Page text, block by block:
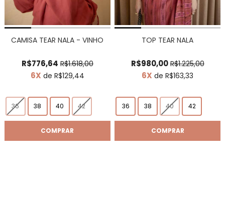
CAMISA TEAR NALA - VINHO
R$776,64 R$1.618,00
6X de R$129,44
36 38 40 42
COMPRAR
TOP TEAR NALA
R$980,00 R$1.225,00
6X de R$163,33
36 38 40 42
COMPRAR